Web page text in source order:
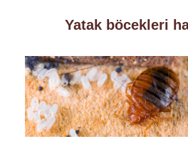
Yatak böcekleri